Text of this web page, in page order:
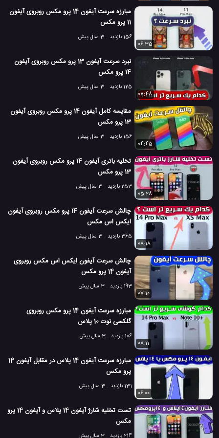
7 سال پیش تکنولوژی موبایل ویدئو ویدئو های
مبارزه سرعت آیفون 14 پرو مکس روبروی آیفون
11 پرو مکس
156 بازدید
3 سال پیش
06:35
نبرد سرعت آیفون 13 پرو مکس روبروی آیفون
14 پرو مکس
125 بازدید
3 سال پیش
08:48
مقایسه کامل آیفون 14 پرو مکس روبروی آیفون
13 پرو مکس
156 بازدید
3 سال پیش
04:45
تخلیه باتری آیفون 14 پرو مکس روبروی آیفون
13 پرو مکس
253 بازدید
3 سال پیش
05:28
چالش سرعت آیفون 14 پرو مکس روبروی آیفون
ایکس اس مکس
365 بازدید
3 سال پیش
08:18
چالش سرعت آیفون ایکس اس مکس روبروی
آیفون 14 پرو مکس
193 بازدید
3 سال پیش
07:10
مبارزه سرعت آیفون 14 پرو مکس روبروی
گلکسی نوت 10 پلاس
106 بازدید
3 سال پیش
08:11
مبارزه سرعت آیفون 14 پلاس در مقابل آیفون 14
پرو مکس
131 بازدید
3 سال پیش
06:00
تست تخلیه شارژ آیفون 14 پلاس و آیفون 14 پرو
مکس
214 بازدید 3 سال پیش